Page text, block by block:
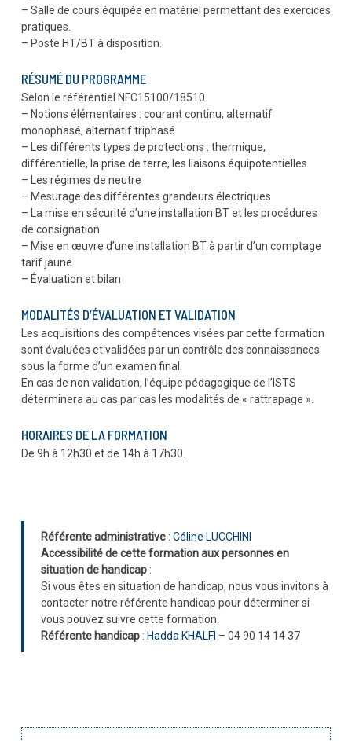
– Salle de cours équipée en matériel permettant des exercices
pratiques.
– Poste HT/BT à disposition.
RÉSUMÉ DU PROGRAMME
Selon le référentiel NFC15100/18510
– Notions élémentaires : courant continu, alternatif
monophasé, alternatif triphasé
– Les différents types de protections : thermique,
différentielle, la prise de terre, les liaisons équipotentielles
– Les régimes de neutre
– Mesurage des différentes grandeurs électriques
– La mise en sécurité d’une installation BT et les procédures
de consignation
– Mise en œuvre d’une installation BT à partir d’un comptage
tarif jaune
– Évaluation et bilan
MODALITÉS D’ÉVALUATION ET VALIDATION
Les acquisitions des compétences visées par cette formation
sont évaluées et validées par un contrôle des connaissances
sous la forme d’un examen final.
En cas de non validation, l’équipe pédagogique de l’ISTS
déterminera au cas par cas les modalités de « rattrapage ».
HORAIRES DE LA FORMATION
De 9h à 12h30 et de 14h à 17h30.
Référente administrative :Céline LUCCHINI
Accessibilité de cette formation aux personnes en
situation de handicap :
Si vous êtes en situation de handicap, nous vous invitons à
contacter notre référente handicap pour déterminer si
vous pouvez suivre cette formation.
Référente handicap :Hadda KHALFI – 04 90 14 14 37